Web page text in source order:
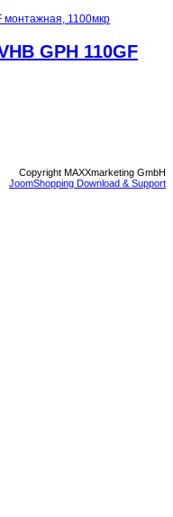
GPH 110GF
Copyright MAXXmarketing GmbH
JoomShopping Download & Support